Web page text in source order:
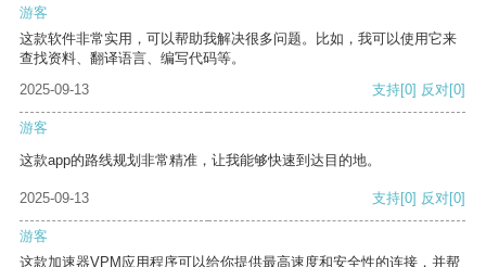
游客
这款软件非常实用，可以帮助我解决很多问题。比如，我可以使用它来
查找资料、翻译语言、编写代码等。
2025-09-13
支持[0] 反对[0]
游客
这款app的路线规划非常精准，让我能够快速到达目的地。
2025-09-13 支持[0] 反对[0]
游客
这款加速器VPM应用程序可以给你提供最高速度和安全性的连接，并帮